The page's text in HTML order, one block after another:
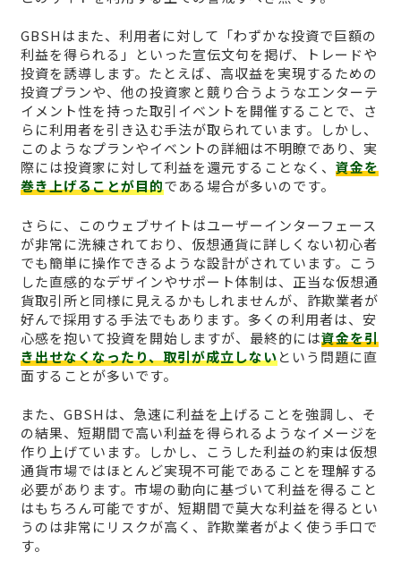
GBSHはまた、利用者に対して「わずかな投資で巨額の
利益を得られる」といった宣伝文句を掲げ、トレードや
投資を誘導します。たとえば、高収益を実現するための
投資プランや、他の投資家と競り合うようなエンターテ
イメント性を持った取引イベントを開催することで、さ
らに利用者を引き込む手法が取られています。しかし、
このようなプランやイベントの詳細は不明瞭であり、実
際には投資家に対して利益を還元することなく、 資金を
巻き上げることが目的である場合が多いのです。
さらに、このウェブサイトはユーザーインターフェース
が非常に洗練されており、仮想通貨に詳しくない初心者
でも簡単に操作できるような設計がされています。こう
した直感的なデザインやサポート体制は、正当な仮想通
貨取引所と同様に見えるかもしれませんが、詐欺業者が
好んで採用する手法でもあります。多くの利用者は、安
心感を抱いて投資を開始しますが、最終的には資金を引
き出せなくなったり、取引が成立しないという問題に直
面することが多いです。
また、GBSHは、急速に利益を上げることを強調し、そ
の結果、短期間で高い利益を得られるようなイメージを
作り上げています。しかし、こうした利益の約束は仮想
通貨市場ではほとんど実現不可能であることを理解する
必要があります。市場の動向に基づいて利益を得ること
はもちろん可能ですが、短期間で莫大な利益を得るとい
うのは非常にリスクが高く、詐欺業者がよく使う手口で
す。